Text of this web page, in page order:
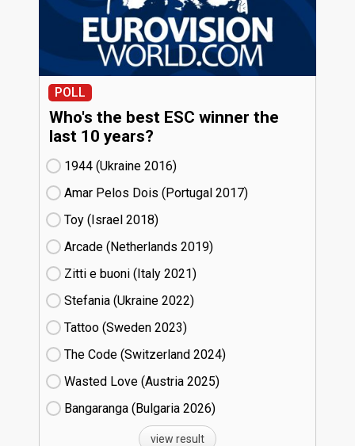
POLL
Who's the best ESC winner the
last 10 years?
1944 (Ukraine
16)
Amar Pelos Dois (Portugal
17)
Toy (Israel
18)
Arcade (Netherlands
19)
Zitti e buoni​ (Italy
21)
Stefania (Ukraine
22)
Tattoo (Sweden
23)
The Code (Switzerland
24)
Wasted Love (Austria
25)
Bangaranga (Bulgaria
26)
view result